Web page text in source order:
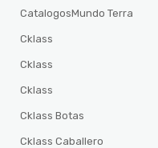
CatalogosMundo Terra
Cklass
Cklass
Cklass
Cklass Botas
Cklass Caballero